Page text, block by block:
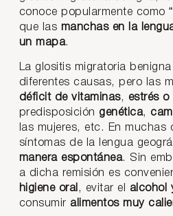
conoce popularmente como
que las manchas en la
un mapa.
La glositis migratoria
diferentes causas, pero las
déficit de vitaminas, estrés o
predisposición genética,
las mujeres, etc. En muchas
síntomas de la lengua
manera espontánea. Sin
a dicha remisión es
higiene oral , evitar el alcohol
consumir alimentos muy